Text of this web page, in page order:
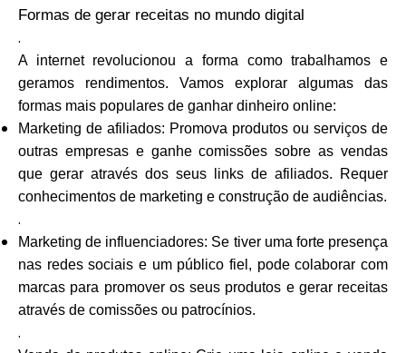
Formas de gerar receitas no mundo digital
.
A internet revolucionou a forma como trabalhamos e
geramos rendimentos. Vamos explorar algumas das
formas mais populares de ganhar dinheiro online:
Marketing de afiliados: Promova produtos ou serviços de
outras empresas e ganhe comissões sobre as vendas
que gerar através dos seus links de afiliados. Requer
conhecimentos de marketing e construção de audiências.
.
Marketing de influenciadores: Se tiver uma forte presença
nas redes sociais e um público fiel, pode colaborar com
marcas para promover os seus produtos e gerar receitas
através de comissões ou patrocínios.
.